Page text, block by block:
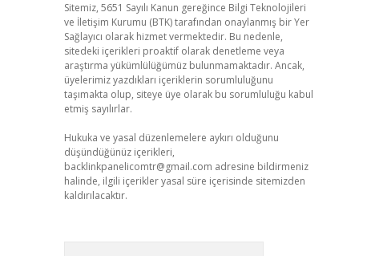
Sitemiz, 5651 Sayılı Kanun gereğince Bilgi Teknolojileri
ve İletişim Kurumu (BTK) tarafından onaylanmış bir Yer
Sağlayıcı olarak hizmet vermektedir. Bu nedenle,
sitedeki içerikleri proaktif olarak denetleme veya
araştırma yükümlülüğümüz bulunmamaktadır. Ancak,
üyelerimiz yazdıkları içeriklerin sorumluluğunu
taşımakta olup, siteye üye olarak bu sorumluluğu kabul
etmiş sayılırlar.
Hukuka ve yasal düzenlemelere aykırı olduğunu
düşündüğünüz içerikleri,
backlinkpanelicomtr@gmail.com adresine bildirmeniz
halinde, ilgili içerikler yasal süre içerisinde sitemizden
kaldırılacaktır.